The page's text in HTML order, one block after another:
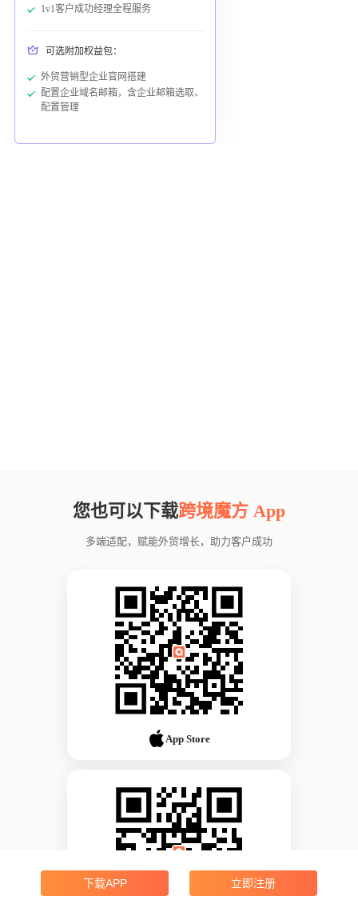
1v1客户成功经理全程服务
可选附加权益包：
外贸营销型企业官网搭建
配置企业域名邮箱，含企业邮箱选取、
配置管理
您也可以下载跨境魔方 App
多端适配，赋能外贸增长，助力客户成功
App Store
下载APP 立即注册